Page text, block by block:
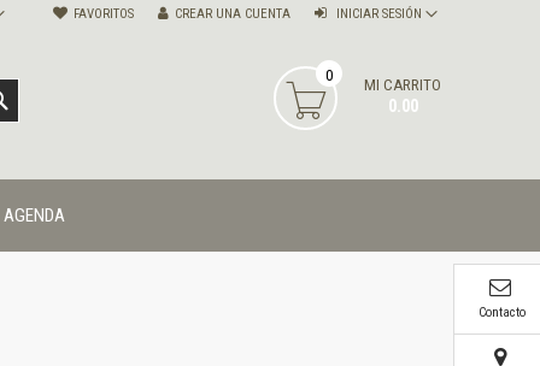
FAVORITOS INICIAR SESIÓN
CREAR UNA CUENTA
MI CARRITO
0.00
0
AGENDA
Contacto